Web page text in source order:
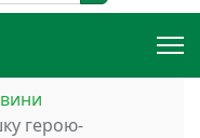
герою-